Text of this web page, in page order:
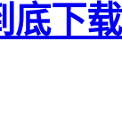
底下